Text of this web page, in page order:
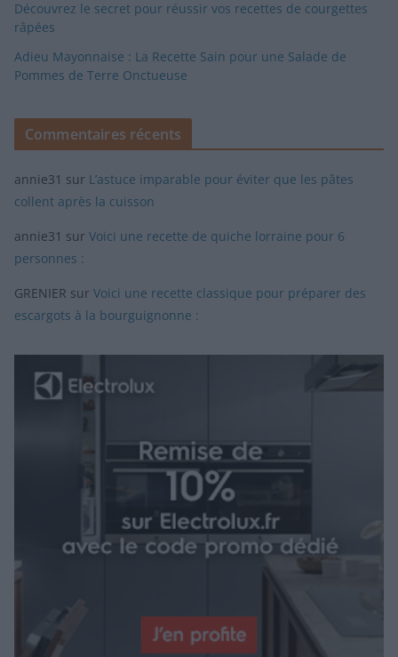
Découvrez le secret pour réussir vos recettes de courgettes
râpées
Adieu Mayonnaise : La Recette Sain pour une Salade de
Pommes de Terre Onctueuse
Commentaires récents
annie31 sur L’astuce imparable pour éviter que les pâtes
collent après la cuisson
annie31 sur Voici une recette de quiche lorraine pour 6
personnes :
GRENIER sur Voici une recette classique pour préparer des
escargots à la bourguignonne :